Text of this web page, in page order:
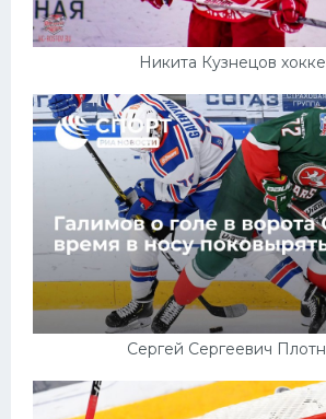
Никита Кузнецов
Сергей Сергеевич